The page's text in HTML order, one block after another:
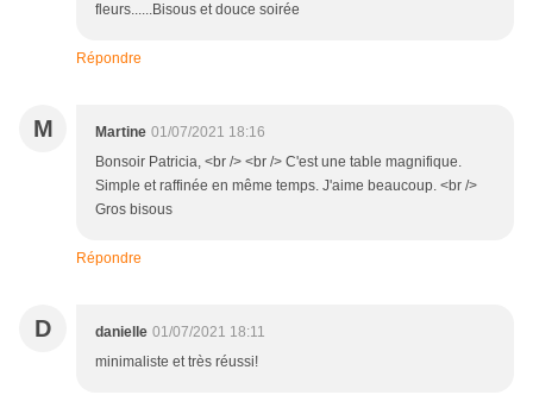
fleurs......Bisous et douce soirée
Répondre
M Martine 01/07/2021 18:16
Bonsoir Patricia, <br /> <br /> C'est une table magnifique.
Simple et raffinée en même temps. J'aime beaucoup. <br />
Gros bisous
Répondre
D danielle 01/07/2021 18:11
minimaliste et très réussi!